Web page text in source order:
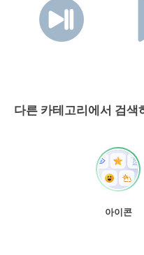
다른 카테고리에서 검색
아이콘